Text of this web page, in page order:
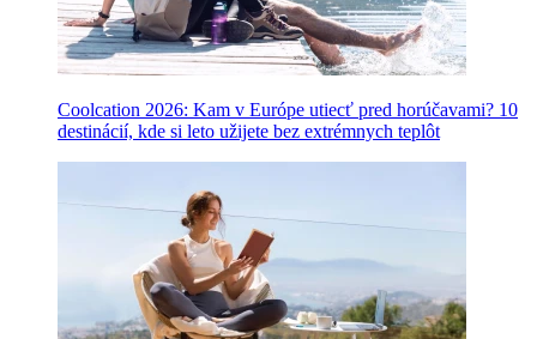
Coolcation 2026: Kam v Európe utiecť pred horúčavami? 10
destinácií, kde si leto užijete bez extrémnych teplôt